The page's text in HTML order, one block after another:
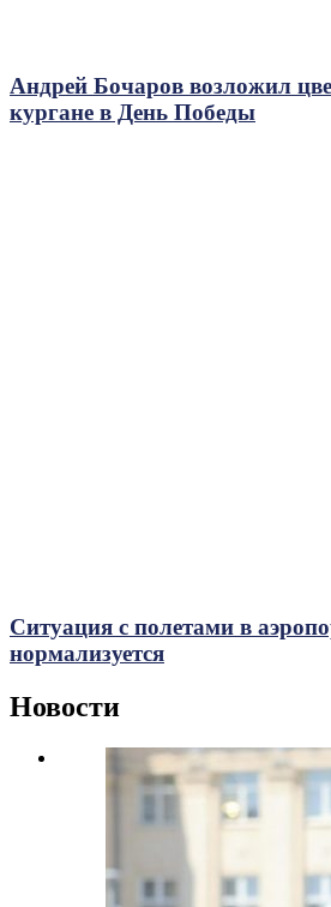
Андрей Бочаров возложил
кургане в День Победы
Ситуация с полетами в
нормализуется
Новости